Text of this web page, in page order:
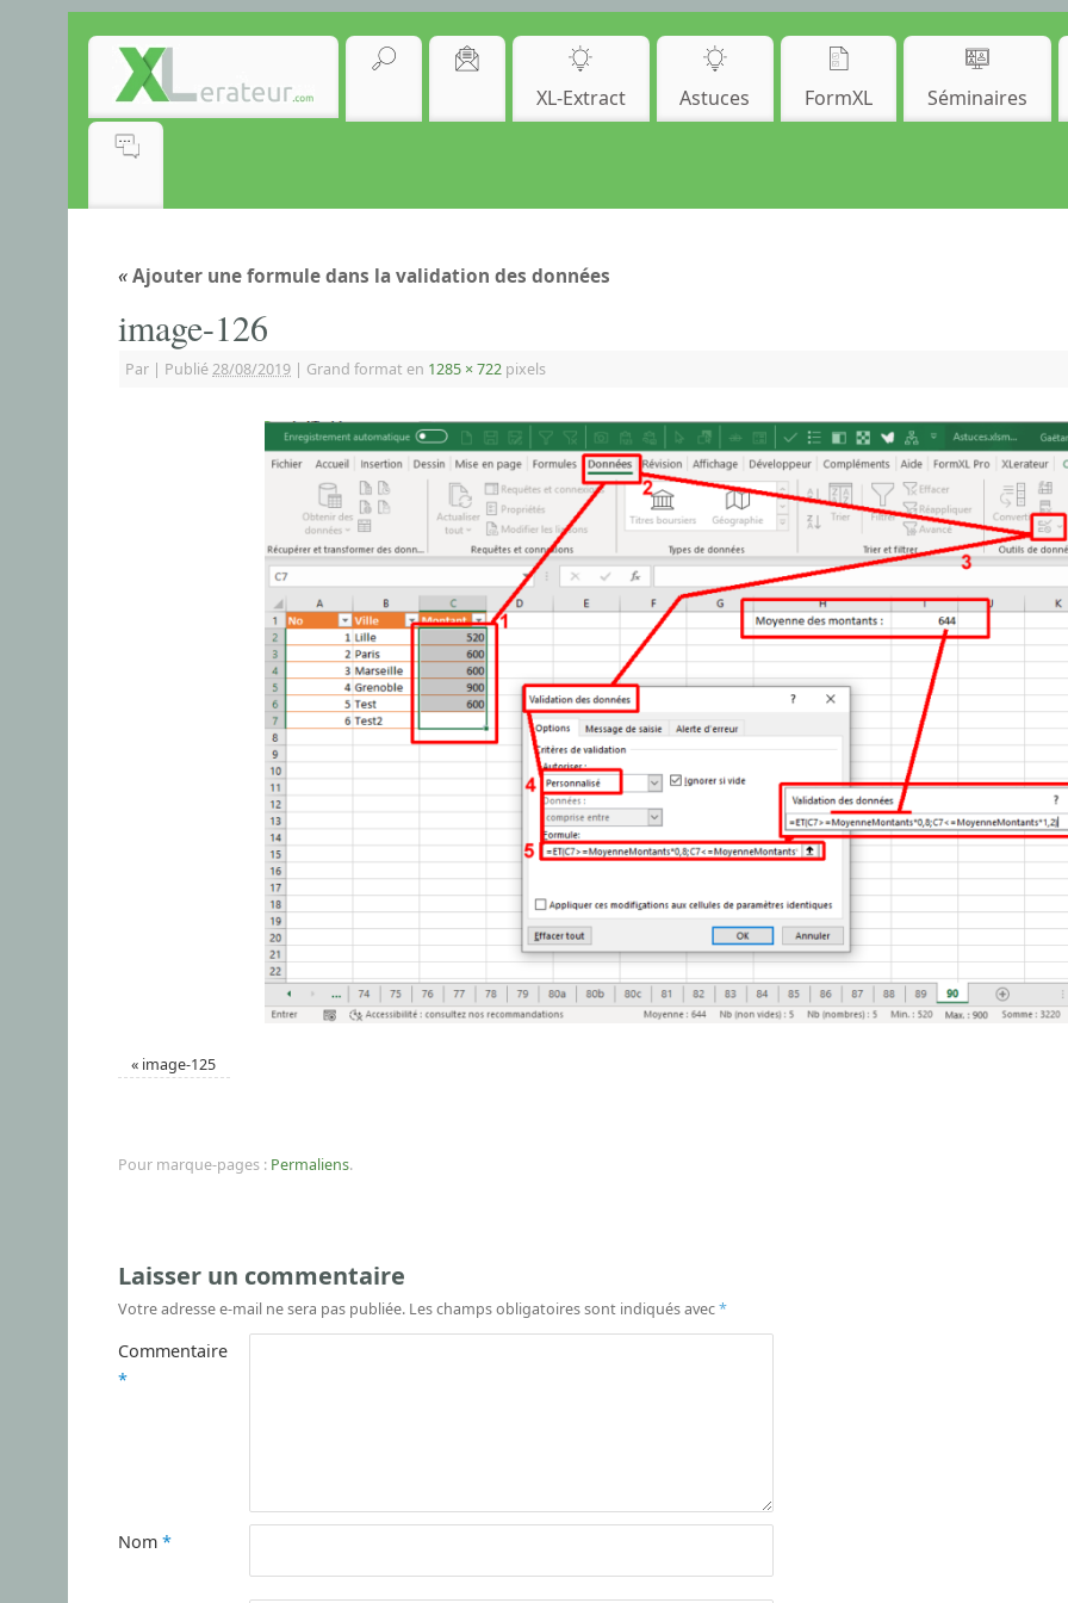
XL-Extract Astuces FormXL Séminaires
«Ajouter une formule dans la validation des données
image-126
Par | Publié28/08/2019 | Grand format en 1285 × 722 pixels
« image-125
Pour marque-pages : Permaliens.
Laisser un commentaire
Votre adresse e-mail ne sera pas publiée. Les champs obligatoires sont indiqués avec*
Commentaire
*
Nom *